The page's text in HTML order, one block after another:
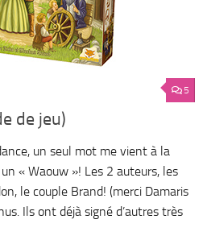
5
de jeu)
un seul mot me vient à la
« Waouw »! Les 2 auteurs, les
le couple Brand! (merci Damaris
Ils ont déjà signé d’autres très